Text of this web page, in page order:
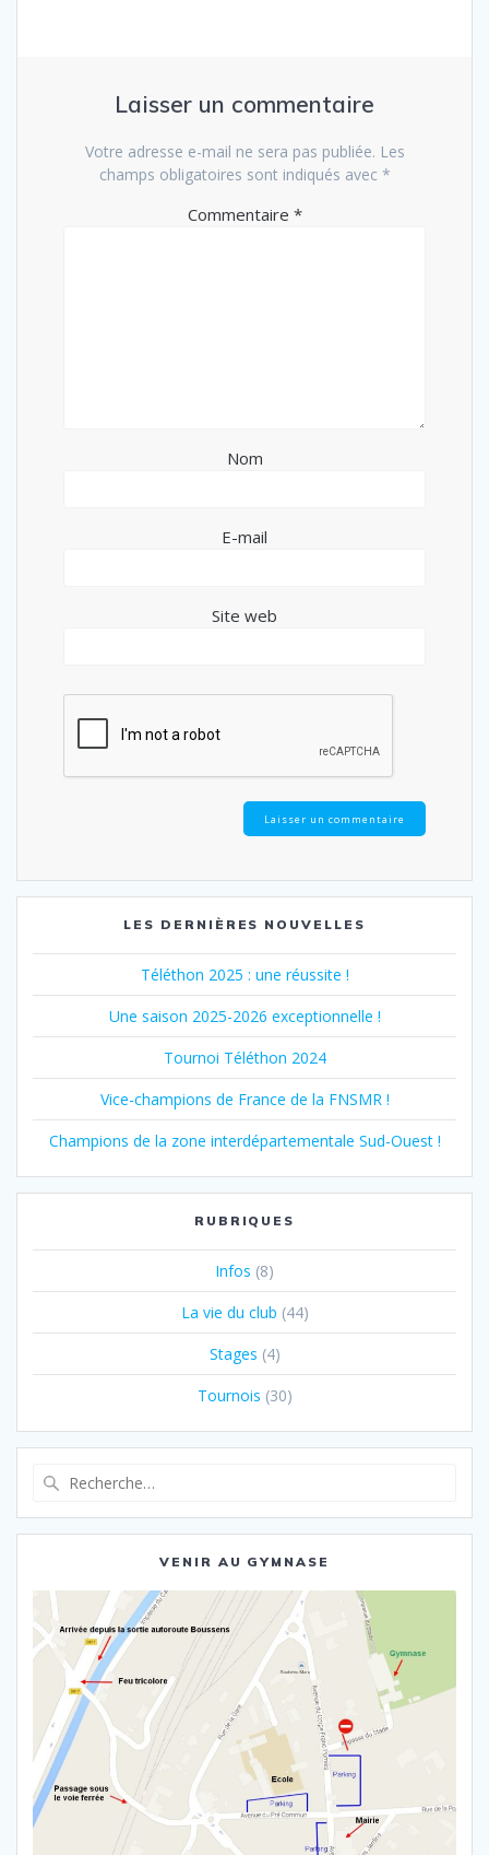
Laisser un commentaire
Votre adresse e-mail ne sera pas publiée. Les
champs obligatoires sont indiqués avec *
Commentaire *
Nom
E-mail
Site web
LES DERNIÈRES NOUVELLES
Téléthon 2025 : une réussite !
Une saison 2025-2026 exceptionnelle !
Tournoi Téléthon 2024
Vice-champions de France de la FNSMR !
Champions de la zone interdépartementale Sud-Ouest !
RUBRIQUES
Infos (8)
La vie du club (44)
Stages (4)
Tournois (30)
:
VENIR AU GYMNASE